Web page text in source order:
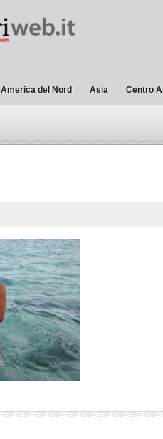
America del Nord Asia Centro